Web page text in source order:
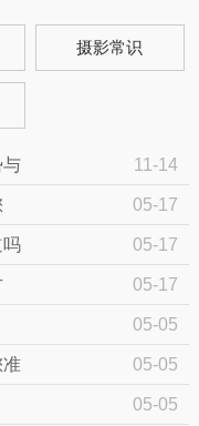
摄影常识
与 11-14
05-17
吗 05-17
05-17
05-05
准 05-05
05-05